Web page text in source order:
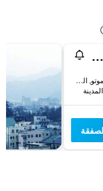
إيروها جراند هوتل
1-14-9, Chuo, ماتسوموتو, اليابان